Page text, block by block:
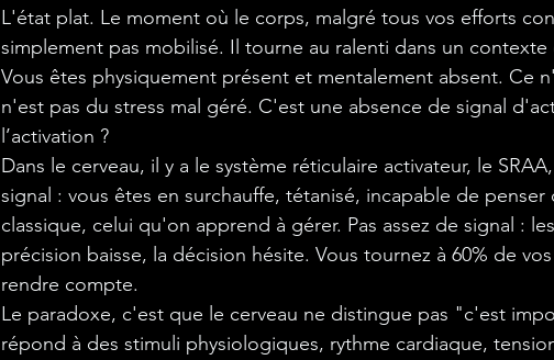
L'état plat. Le moment où le corps, malgré tous vos efforts
simplement pas mobilisé. Il tourne au ralenti dans un
Vous êtes physiquement présent et mentalement absent. Ce
n'est pas du stress mal géré. C'est une absence de signal
l’activation ?
Dans le cerveau, il y a le système réticulaire activateur, le
signal : vous êtes en surchauffe, tétanisé, incapable de
classique, celui qu'on apprend à gérer. Pas assez de signal :
précision baisse, la décision hésite. Vous tournez à 60% de
rendre compte.
Le paradoxe, c'est que le cerveau ne distingue pas "c'est
répond à des stimuli physiologiques, rythme cardiaque,